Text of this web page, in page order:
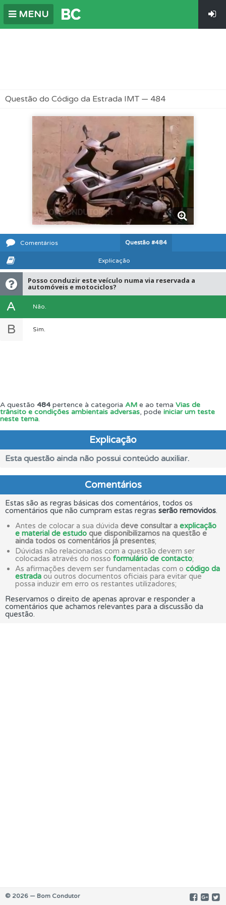
MENU
Questão do Código da Estrada IMT — 484
Comentários Questão #484
Explicação
Posso conduzir este veículo numa via reservada a
automóveis e motociclos?
A Não.
B Sim.
A questão 484pertence à categoria AM e ao tema Vias de
trânsito e condições ambientais adversas, pode iniciar um teste
neste tema.
Explicação
Esta questão ainda não possui conteúdo auxiliar.
Comentários
Estas são as regras básicas dos comentários, todos os
comentários que não cumpram estas regras serão removidos.
Antes de colocar a sua dúvida deve consultar a explicação
e material de estudo que disponibilizamos na questão e
ainda todos os comentários já presentes;
Dúvidas não relacionadas com a questão devem ser
colocadas através do nosso formulário de contacto;
As afirmações devem ser fundamentadas com o código da
estrada ou outros documentos oficiais para evitar que
possa induzir em erro os restantes utilizadores;
Reservamos o direito de apenas aprovar e responder a
comentários que achamos relevantes para a discussão da
questão.
© 2026 — Bom Condutor